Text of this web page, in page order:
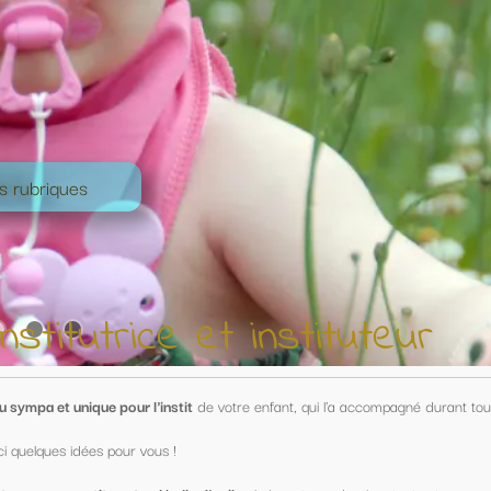
qui l'a accompagné durant toute une année !